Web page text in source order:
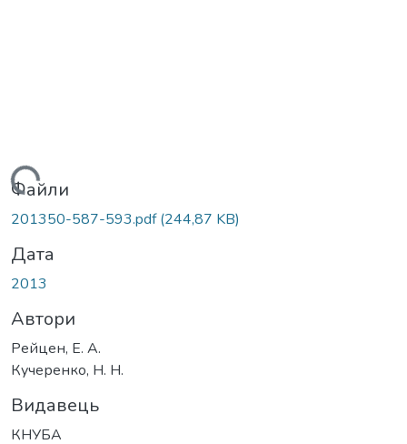
Вантажиться...
Файли
201350-587-593.pdf(244,87 KB)
Дата
2013
Автори
Рейцен, Е. А.
Кучеренко, Н. Н.
Видавець
КНУБА